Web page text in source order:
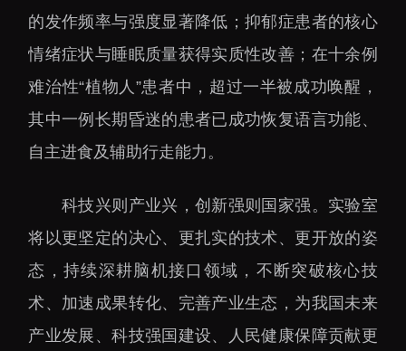
的发作频率与强度显著降低；抑郁症患者的核心
情绪症状与睡眠质量获得实质性改善；在十余例
难治性“植物人”患者中，超过一半被成功唤醒，
其中一例长期昏迷的患者已成功恢复语言功能、
自主进食及辅助行走能力。
科技兴则产业兴，创新强则国家强。实验室
将以更坚定的决心、更扎实的技术、更开放的姿
态，持续深耕脑机接口领域，不断突破核心技
术、加速成果转化、完善产业生态，为我国未来
产业发展、科技强国建设、人民健康保障贡献更